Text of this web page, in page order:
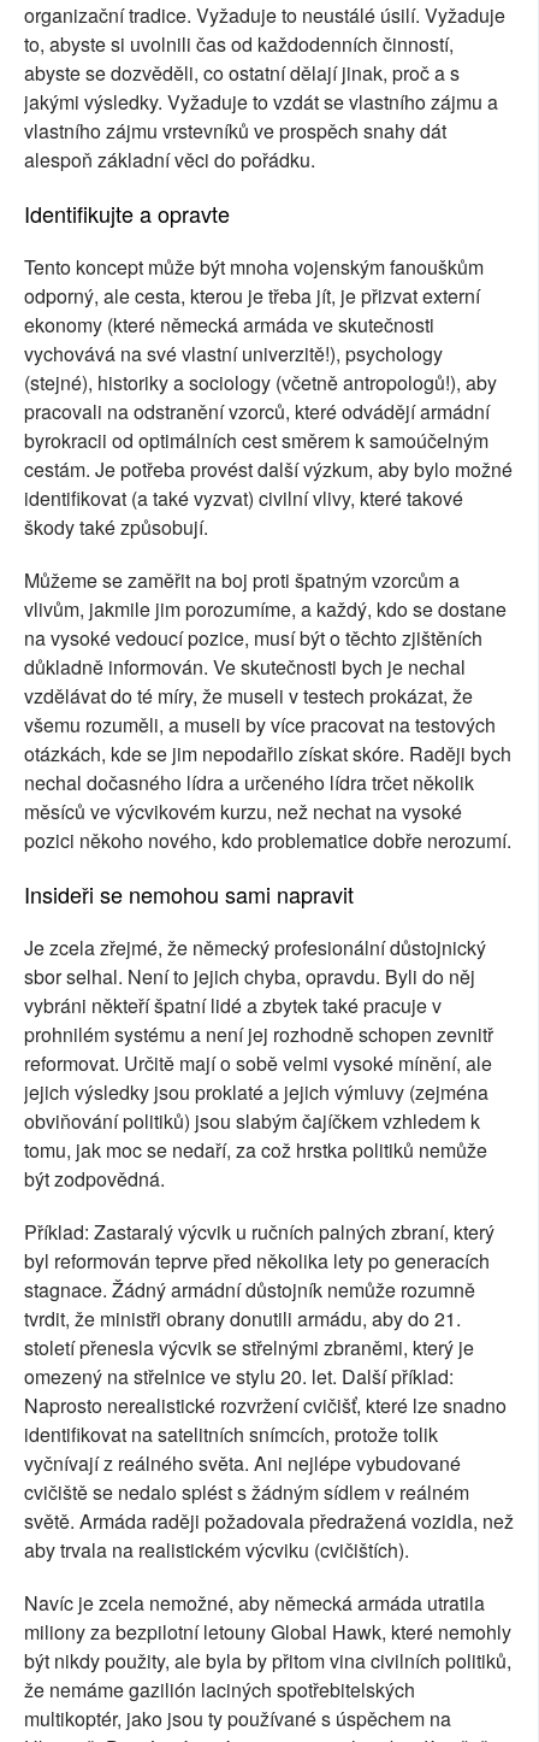
organizační tradice. Vyžaduje to neustálé úsilí. Vyžaduje
to, abyste si uvolnili čas od každodenních činností,
abyste se dozvěděli, co ostatní dělají jinak, proč a s
jakými výsledky. Vyžaduje to vzdát se vlastního zájmu a
vlastního zájmu vrstevníků ve prospěch snahy dát
alespoň základní věci do pořádku.
Identifikujte a opravte
Tento koncept může být mnoha vojenským fanouškům
odporný, ale cesta, kterou je třeba jít, je přizvat externí
ekonomy (které německá armáda ve skutečnosti
vychovává na své vlastní univerzitě!), psychology
(stejné), historiky a sociology (včetně antropologů!), aby
pracovali na odstranění vzorců, které odvádějí armádní
byrokracii od optimálních cest směrem k samoúčelným
cestám. Je potřeba provést další výzkum, aby bylo možné
identifikovat (a také vyzvat) civilní vlivy, které takové
škody také způsobují.
Můžeme se zaměřit na boj proti špatným vzorcům a
vlivům, jakmile jim porozumíme, a každý, kdo se dostane
na vysoké vedoucí pozice, musí být o těchto zjištěních
důkladně informován. Ve skutečnosti bych je nechal
vzdělávat do té míry, že museli v testech prokázat, že
všemu rozuměli, a museli by více pracovat na testových
otázkách, kde se jim nepodařilo získat skóre. Raději bych
nechal dočasného lídra a určeného lídra trčet několik
měsíců ve výcvikovém kurzu, než nechat na vysoké
pozici někoho nového, kdo problematice dobře nerozumí.
Insideři se nemohou sami napravit
Je zcela zřejmé, že německý profesionální důstojnický
sbor selhal. Není to jejich chyba, opravdu. Byli do něj
vybráni někteří špatní lidé a zbytek také pracuje v
prohnilém systému a není jej rozhodně schopen zevnitř
reformovat. Určitě mají o sobě velmi vysoké mínění, ale
jejich výsledky jsou proklaté a jejich výmluvy (zejména
obviňování politiků) jsou slabým čajíčkem vzhledem k
tomu, jak moc se nedaří, za což hrstka politiků nemůže
být zodpovědná.
Příklad: Zastaralý výcvik u ručních palných zbraní, který
byl reformován teprve před několika lety po generacích
stagnace. Žádný armádní důstojník nemůže rozumně
tvrdit, že ministři obrany donutili armádu, aby do 21.
století přenesla výcvik se střelnými zbraněmi, který je
omezený na střelnice ve stylu 20. let. Další příklad:
Naprosto nerealistické rozvržení cvičišť, které lze snadno
identifikovat na satelitních snímcích, protože tolik
vyčnívají z reálného světa. Ani nejlépe vybudované
cvičiště se nedalo splést s žádným sídlem v reálném
světě. Armáda raději požadovala předražená vozidla, než
aby trvala na realistickém výcviku (cvičištích).
Navíc je zcela nemožné, aby německá armáda utratila
miliony za bezpilotní letouny Global Hawk, které nemohly
být nikdy použity, ale byla by přitom vina civilních politiků,
že nemáme gazilión laciných spotřebitelských
multikoptér, jako jsou ty používané s úspěchem na